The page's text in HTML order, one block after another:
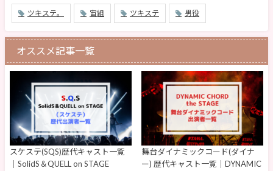
ツキステ。 宙組 ツキステ 男役
オススメ記事一覧
スケステ(SQS)歴代キャスト一覧
｜SolidS＆QUELL on STAGE
舞台ダイナミックコード(ダイナ
ー) 歴代キャスト一覧｜DYNAMIC